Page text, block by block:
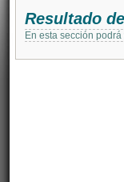
Resultado
En esta sección